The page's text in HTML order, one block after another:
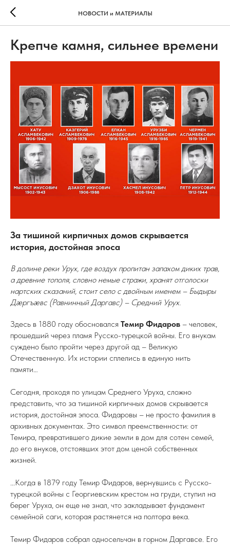
НОВОСТИ и МАТЕРИАЛЫ
Крепче камня, сильнее времени
За тишиной кирпичных домов скрывается
история, достойная эпоса
В долине реки Урух, где воздух пропитан запахом диких трав,
а древние тополя, словно немые стражи, хранят отголоски
нартских сказаний, стоит село с двойным именем – Быдыры
Дæргъæвс (Равнинный Даргавс) – Средний Урух.
Здесь в 1880 году обосновался Темир Фидаров – человек,
прошедший через пламя Русско-турецкой войны. Его внукам
суждено было пройти через другой ад – Великую
Отечественную. Их истории сплелись в единую нить
памяти…
Сегодня, проходя по улицам Среднего Уруха, сложно
представить, что за тишиной кирпичных домов скрывается
история, достойная эпоса. Фидаровы – не просто фамилия в
архивных документах. Это символ преемственности: от
Темира, превратившего дикие земли в дом для сотен семей,
до его внуков, отстоявших этот дом ценой собственных
жизней.
...Когда в 1879 году Темир Фидаров, вернувшись с Русско-
турецкой войны с Георгиевским крестом на груди, ступил на
берег Уруха, он еще не знал, что закладывает фундамент
семейной саги, которая растянется на полтора века.
Темир Фидаров собрал односельчан в горном Даргавсе. Его